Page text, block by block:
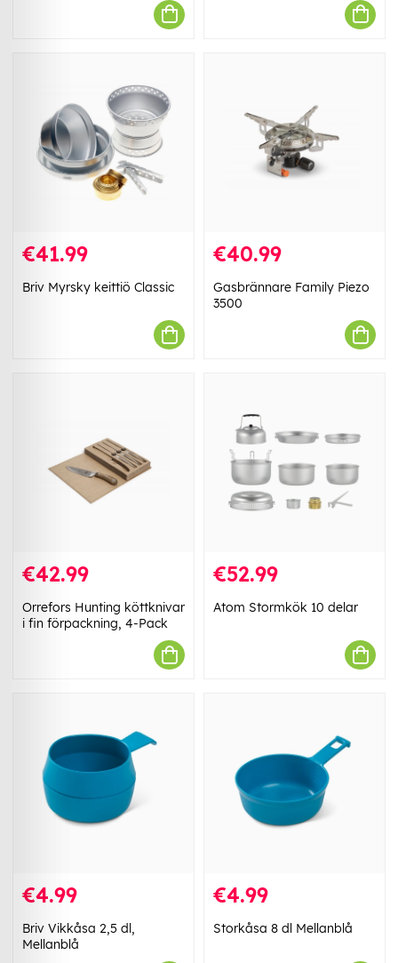
€41.99
Briv Myrsky keittiö Classic
€40.99
Gasbrännare Family Piezo
3500
€42.99
Orrefors Hunting köttknivar
i fin förpackning, 4-Pack
€52.99
Atom Stormkök 10 delar
€4.99
Briv Vikkåsa 2,5 dl,
Mellanblå
€4.99
Storkåsa 8 dl Mellanblå